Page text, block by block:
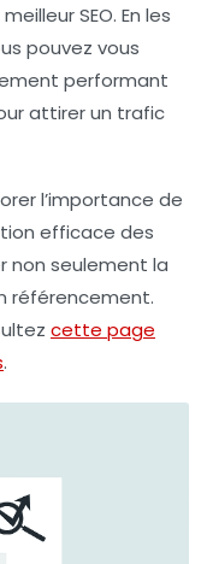
SEO. En les
pouvez vous
performant
attirer un trafic
l’importance de
efficace des
non seulement la
référencement.
cette page
.